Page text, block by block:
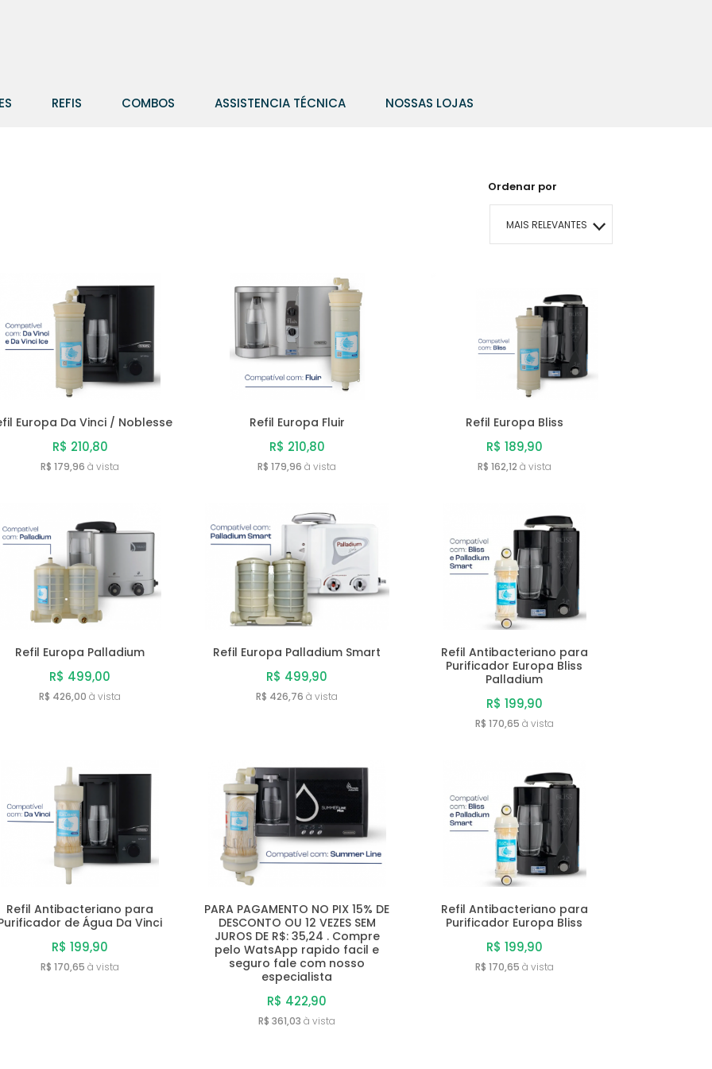
REFIS COMBOS ASSISTENCIA TÉCNICA NOSSAS LOJAS
Ordenar por
MAIS RELEVANTES
MENOR PREÇO
MAIOR PREÇO
A - Z
Europa Da Vinci / Noblesse
R$ 210,80
R$ 179,96 à vista
Refil Europa Fluir
R$ 210,80
R$ 179,96 à vista
Refil Europa Bliss
R$ 189,90
R$ 162,12 à vista
Refil Europa Palladium
R$ 499,00
R$ 426,00 à vista
Refil Europa Palladium Smart
R$ 499,90
R$ 426,76 à vista
Refil Antibacteriano para
Purificador Europa Bliss
Palladium
R$ 199,90
R$ 170,65 à vista
Refil Antibacteriano para
de Água Da Vinci
R$ 199,90
R$ 170,65 à vista
PARA PAGAMENTO NO PIX 15% DE
DESCONTO OU 12 VEZES SEM
JUROS DE R$: 35,24 . Compre
pelo WatsApp rapido facil e
seguro fale com nosso
especialista
R$ 422,90
R$ 361,03 à vista
Refil Antibacteriano para
Purificador Europa Bliss
R$ 199,90
R$ 170,65 à vista